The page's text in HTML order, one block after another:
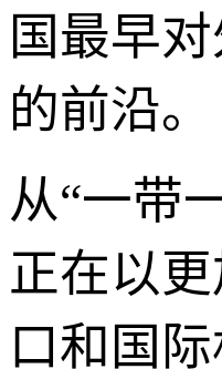
国最早
的前沿。
从“一带
正在以
口和国